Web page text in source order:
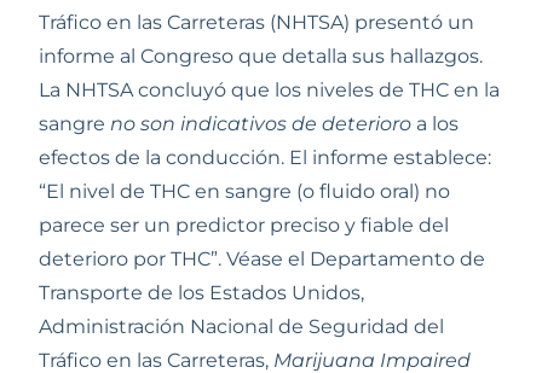
Tráfico en las Carreteras (NHTSA) presentó un
informe al Congreso que detalla sus hallazgos.
La NHTSA concluyó que los niveles de THC en la
sangre no son indicativos de deterioro a los
efectos de la conducción. El informe establece:
“El nivel de THC en sangre (o fluido oral) no
parece ser un predictor preciso y fiable del
deterioro por THC”. Véase el Departamento de
Transporte de los Estados Unidos,
Administración Nacional de Seguridad del
Tráfico en las Carreteras, Marijuana Impaired